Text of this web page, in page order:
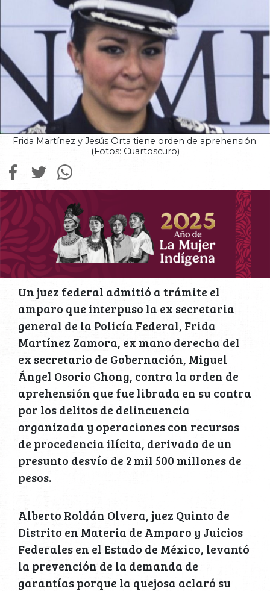
Frida Martínez y Jesús Orta tiene orden de aprehensión.
(Fotos: Cuartoscuro)
Un juez federal admitió a trámite el
amparo que interpuso la ex secretaria
general de la Policía Federal, Frida
Martínez Zamora, ex mano derecha del
ex secretario de Gobernación, Miguel
Ángel Osorio Chong, contra la orden de
aprehensión que fue librada en su contra
por los delitos de delincuencia
organizada y operaciones con recursos
de procedencia ilícita, derivado de un
presunto desvío de 2 mil 500 millones de
pesos.
Alberto Roldán Olvera, juez Quinto de
Distrito en Materia de Amparo y Juicios
Federales en el Estado de México, levantó
la prevención de la demanda de
garantías porque la quejosa aclaró su